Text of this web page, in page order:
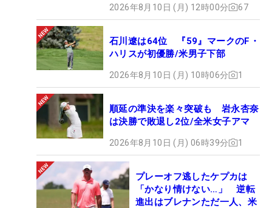
2026年8月10日 (月) 12時00分 67
石川遼は64位 『59』マークのF・
ハリスが初優勝/米男子下部
2026年8月10日 (月) 10時06分 1
順延の準決を楽々突破も 岩永杏奈
は決勝で敗退し2位/全米女子アマ
2026年8月10日 (月) 06時39分 1
プレーオフ逃したケプカは
「かなり情けない…」 逆転
進出はブレナンただ一人、米